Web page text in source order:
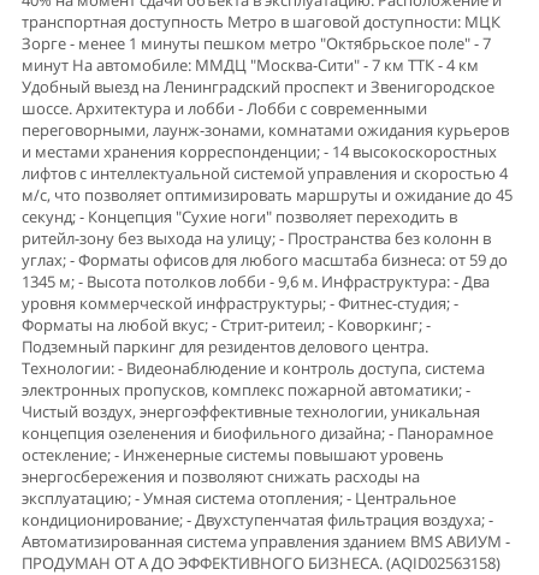
транспортная доступность Метро в шаговой доступности: МЦК
Зорге - менее 1 минуты пешком метро "Октябрьское поле" - 7
минут На автомобиле: ММДЦ "Москва-Сити" - 7 км ТТК - 4 км
Удобный выезд на Ленинградский проспект и Звенигородское
шоссе. Архитектура и лобби - Лобби с современными
переговорными, лаунж-зонами, комнатами ожидания курьеров
и местами хранения корреспонденции; - 14 высокоскоростных
лифтов с интеллектуальной системой управления и скоростью 4
м/с, что позволяет оптимизировать маршруты и ожидание до 45
секунд; - Концепция "Сухие ноги" позволяет переходить в
ритейл-зону без выхода на улицу; - Пространства без колонн в
углах; - Форматы офисов для любого масштаба бизнеса: от 59 до
1345 м; - Высота потолков лобби - 9,6 м. Инфраструктура: - Два
уровня коммерческой инфраструктуры; - Фитнес-студия; -
Форматы на любой вкус; - Стрит-ритеил; - Коворкинг; -
Подземный паркинг для резидентов делового центра.
Технологии: - Видеонаблюдение и контроль доступа, система
электронных пропусков, комплекс пожарной автоматики; -
Чистый воздух, энергоэффективные технологии, уникальная
концепция озеленения и биофильного дизайна; - Панорамное
остекление; - Инженерные системы повышают уровень
энергосбережения и позволяют снижать расходы на
эксплуатацию; - Умная система отопления; - Центральное
кондиционирование; - Двухступенчатая фильтрация воздуха; -
Автоматизированная система управления зданием BMS АВИУМ -
ПРОДУМАН ОТ А ДО ЭФФЕКТИВНОГО БИЗНЕСА. (AQID02563158)